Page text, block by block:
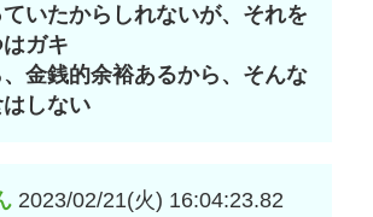
いたからしれないが、それを
ガキ
金銭的余裕あるから、そんな
しない
2023/02/21(火) 16:04:23.82